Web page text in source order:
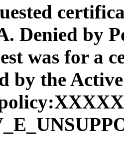
Denied by
was for a
by the